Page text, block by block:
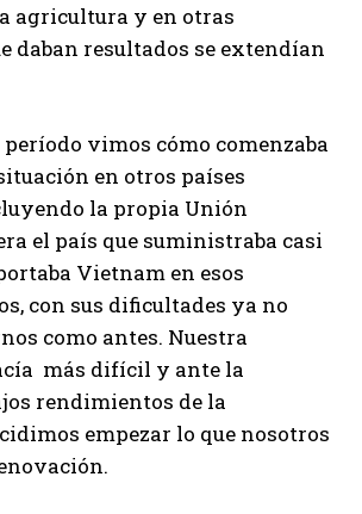
agricultura y en otras
daban resultados se extendían
período vimos cómo comenzaba
en otros países
la propia Unión
el país que suministraba casi
Vietnam en esos
con sus dificultades ya no
como antes. Nuestra
más difícil y ante la
rendimientos de la
empezar lo que nosotros